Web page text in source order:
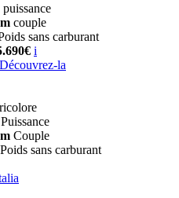
puissance
couple
sans carburant
i
Découvrez-la
Puissance
Couple
Poids sans carburant